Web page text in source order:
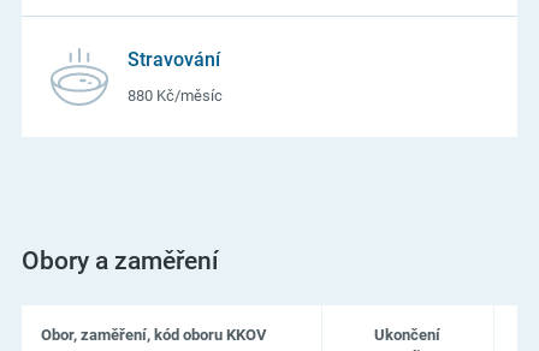
Stravování
880 Kč/měsíc
Obory a zaměření
Obor, zaměření, kód oboru KKOV
Ukončení